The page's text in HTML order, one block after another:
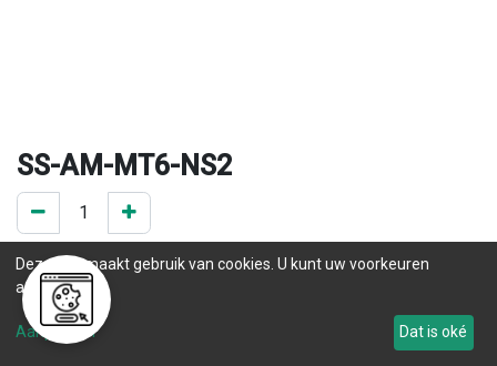
SS-AM-MT6-NS2
0 ST op voorraad
.
Levertijd
Deze site maakt gebruik van cookies. U kunt uw voorkeuren
aanpassen.
Aanpassen Dat is oké